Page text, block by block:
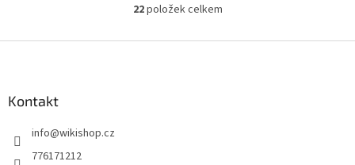
O
l
22položek celkem
Kontakt
info@wikishop.cz
776171212